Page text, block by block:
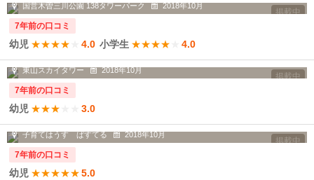
掲載中
国営木曽三川公園 138タワーパーク 2018年10月
7年前の口コミ
幼児 ★★★★ 4.0 小学生 ★★★★ 4.0
掲載中
館内はベビーカーの持ち込みができな...
東山スカイタワー 2018年10月
7年前の口コミ
幼児 ★★★ 3.0
掲載中
木のぬくもりがたくさん感じられる施...
子育てはうす ぱすてる 2018年10月
7年前の口コミ
幼児 ★★★★★5.0